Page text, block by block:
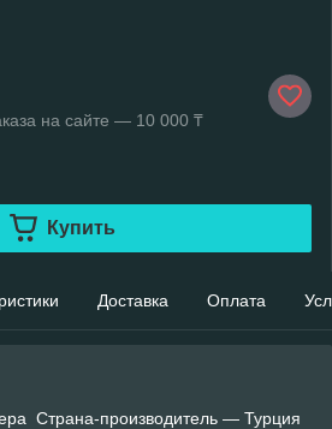
на сайте — 10 000 ₸
Купить
Доставка Оплата
Страна-производитель — Турция